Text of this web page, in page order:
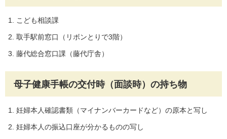
こども相談課
取手駅前窓口（リボンとりで3階）
藤代総合窓口課（藤代庁舎）
母子健康手帳の交付時（面談時）の持ち物
妊婦本人確認書類（マイナンバーカードなど）の原本と写し
妊婦本人の振込口座が分かるものの写し